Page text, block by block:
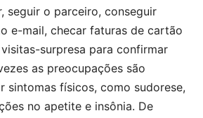
seguir o parceiro, conseguir
e-mail, checar faturas de cartão
surpresa para confirmar
as preocupações são
sintomas físicos, como sudorese,
no apetite e insônia. De